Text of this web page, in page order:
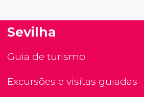
Sevilha
Guia de turismo
Excursões e visitas guiadas